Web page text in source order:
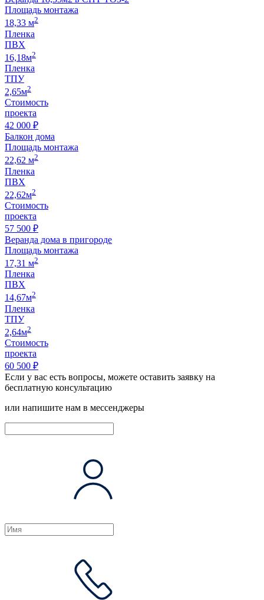
Площадь монтажа
18,33 м2
Пленка
ПВХ
16,18м2
Пленка
ТПУ
2,65м2
Стоимость
проекта
42 000 ₽
Балкон дома
Площадь монтажа
22,62 м2
Пленка
ПВХ
22,62м2
Стоимость
проекта
57 500 ₽
Веранда дома в пригороде
Площадь монтажа
17,31 м2
Пленка
ПВХ
14,67м2
Пленка
ТПУ
2,64м2
Стоимость
проекта
60 500 ₽
Если у вас есть вопросы, можете оставить заявку на
бесплатную консультацию
или напишите нам в мессенджеры